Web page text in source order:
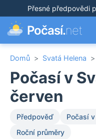
Přesné předpovědi
Počasí.net
Domů > Svatá Helena >
Počasí v
červen
Předpověď Počasí
Roční průměry